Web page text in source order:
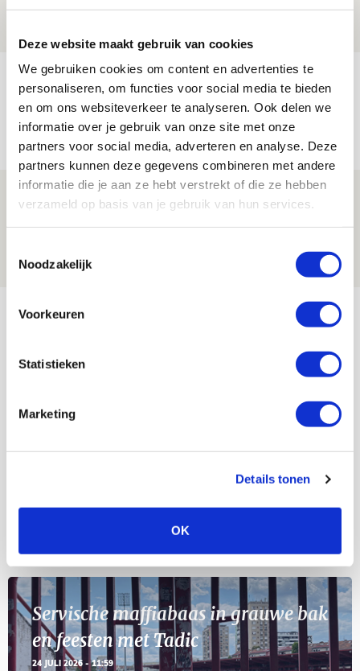
Deze website maakt gebruik van cookies
We gebruiken cookies om content en advertenties te
personaliseren, om functies voor social media te bieden
en om ons websiteverkeer te analyseren. Ook delen we
informatie over je gebruik van onze site met onze
partners voor social media, adverteren en analyse. Deze
partners kunnen deze gegevens combineren met andere
informatie die je aan ze hebt verstrekt of die ze hebben
verzameld op basis van je gebruik van hun services.
Noodzakelijk
Voorkeuren
Statistieken
Marketing
Details tonen
OK
07 AUGUSTUS 2026 - 14:13
Volop enthousiasme in fotoverslag van
Europees treffen met Shelbourne
07 AUGUSTUS 2026 - 09:00
FOTOVERSLAG
Míchel niet blij met resultaat en spel
NIEUWS
AUG
11
Servische maffiabaas in grauwe bak
en feesten met Tadic
24 JULI 2026 - 11:59